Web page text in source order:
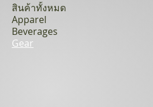
สินค้าทั้งหมด
Apparel
Beverages
Gear